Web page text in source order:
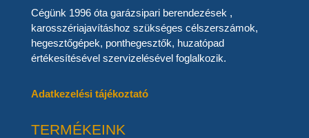
Cégünk 1996 óta garázsipari berendezések ,
karosszériajavításhoz szükséges célszerszámok,
hegesztőgépek, ponthegesztők, huzatópad
értékesítésével szervizelésével foglalkozik.
Adatkezelési tájékoztató
TERMÉKEINK